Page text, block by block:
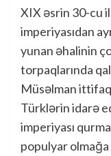
XIX əsrin 30-cu
imperiyasıdan
yunan əhalinin
torpaqlarında
Müsəlman
Türklərin idarə
imperiyası
populyar olmağa